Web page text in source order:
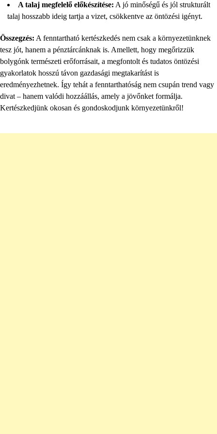
A talaj megfelelő előkészítése: A jó minőségű és jól strukturált
talaj hosszabb ideig tartja a vizet, csökkentve az öntözési igényt.
Összegzés: A fenntartható kertészkedés nem csak a környezetünknek
tesz jót, hanem a pénztárcánknak is. Amellett, hogy megőrizzük
bolygónk természeti erőforrásait, a megfontolt és tudatos öntözési
gyakorlatok hosszú távon gazdasági megtakarítást is
eredményezhetnek. Így tehát a fenntarthatóság nem csupán trend vagy
divat – hanem valódi hozzáállás, amely a jövőnket formálja.
Kertészkedjünk okosan és gondoskodjunk környezetünkről!